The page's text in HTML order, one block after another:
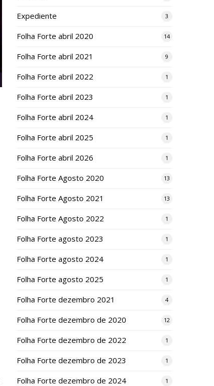
Expediente 3
Folha Forte abril 2020 14
Folha Forte abril 2021 9
Folha Forte abril 2022 1
Folha Forte abril 2023 1
Folha Forte abril 2024 1
Folha Forte abril 2025 1
Folha Forte abril 2026 1
Folha Forte Agosto 2020 13
Folha Forte Agosto 2021 13
Folha Forte Agosto 2022 1
Folha Forte agosto 2023 1
Folha Forte agosto 2024 1
Folha Forte agosto 2025 1
Folha Forte dezembro 2021 4
Folha Forte dezembro de 2020 12
Folha Forte dezembro de 2022 1
Folha Forte dezembro de 2023 1
Folha Forte dezembro de 2024 1